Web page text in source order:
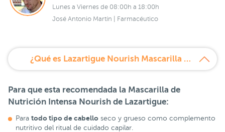
Lunes a Viernes de 08:00h a 18:00h
José Antonio Martín | Farmacéutico
¿Qué es Lazartigue Nourish Mascarilla Nutrición Intensa?
Para que esta recomendada la Mascarilla de
Nutrición Intensa Nourish de Lazartigue:
Para todo tipo de cabello seco y grueso como complemento
nutritivo del ritual de cuidado capilar.